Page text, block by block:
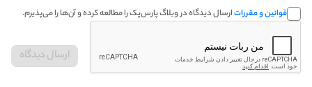
قوانین و مقرراتارسال دیدگاه در وبلاگ پارس‌پک را مطالعه کرده و آن‌ها را می‌پذیرم.